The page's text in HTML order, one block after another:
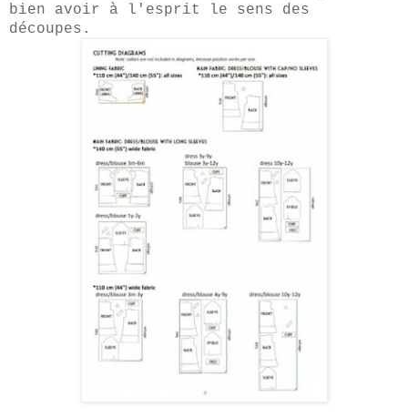
bien avoir à l'esprit le sens des
découpes.